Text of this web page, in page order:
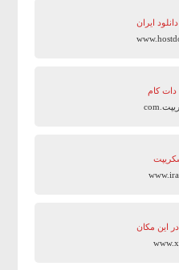
ایران
کام
این مکان